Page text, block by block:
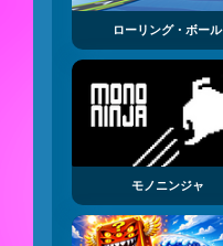
ローリング・ボール
モノニンジャ